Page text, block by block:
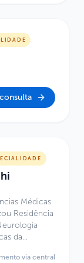
Médicas
Residência
da
Pediatria pela
via central